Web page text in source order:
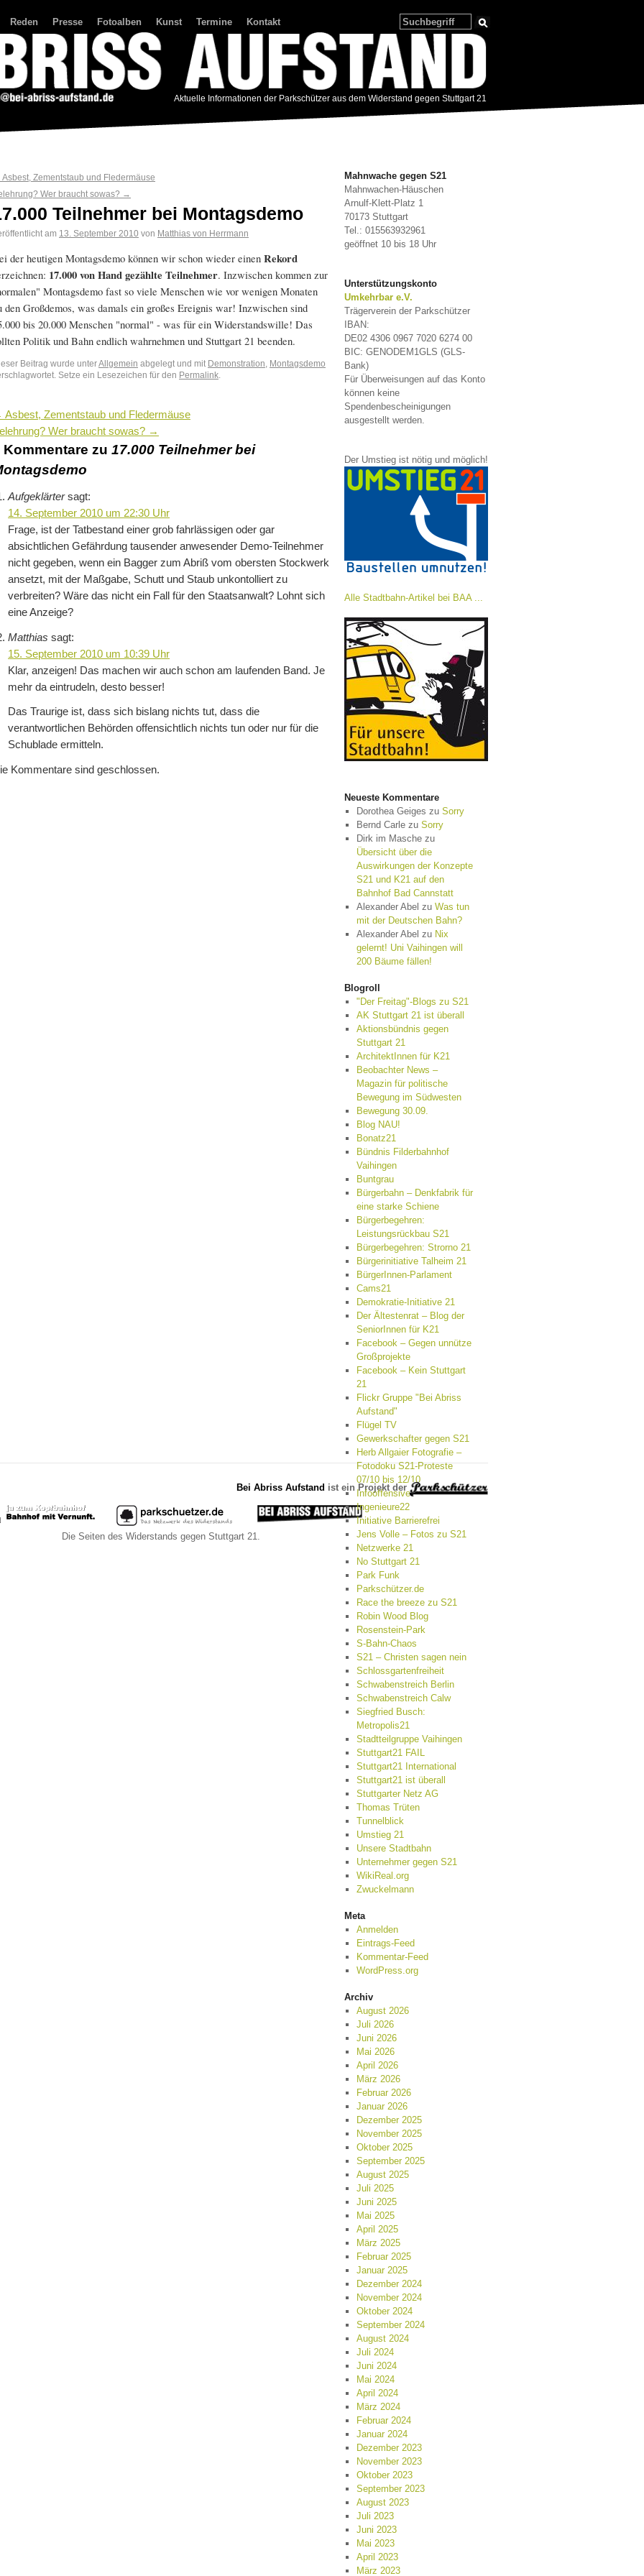
Reden Presse Fotoalben Kunst Termine Kontakt
Aktuelle Informationen der Parkschützer aus dem Widerstand gegen Stuttgart 21
Asbest, Zementstaub und Fledermäuse
Wer braucht sowas? →
Teilnehmer bei Montagsdemo
am 13. September 2010 von Matthias von Herrmann
der heutigen Montagsdemo können wir schon wieder einen Rekord
17.000 von Hand gezählte Teilnehmer. Inzwischen kommen zur
Montagsdemo fast so viele Menschen wie vor wenigen Monaten
den Großdemos, was damals ein großes Ereignis war! Inzwischen sind
bis 20.000 Menschen "normal" - was für ein Widerstandswille! Das
Politik und Bahn endlich wahrnehmen und Stuttgart 21 beenden.
Beitrag wurde unterAllgemein abgelegt und mit Demonstration
Montagsdemo
Setze ein Lesezeichen für den Permalink
Asbest, Zementstaub und Fledermäuse
Wer braucht sowas? →
Kommentare zu 17.000 Teilnehmer bei
Aufgeklärter sagt:
14. September 2010 um 22:30 Uhr
Frage, ist der Tatbestand einer grob fahrlässigen oder gar
absichtlichen Gefährdung tausender anwesender Demo-Teilnehmer
nicht gegeben, wenn ein Bagger zum Abriß vom obersten Stockwerk
ansetzt, mit der Maßgabe, Schutt und Staub unkontolliert zu
verbreiten? Wäre das nicht ein Fall für den Staatsanwalt? Lohnt sich
eine Anzeige?
Matthias sagt:
15. September 2010 um 10:39 Uhr
Klar, anzeigen! Das machen wir auch schon am laufenden Band. Je
mehr da eintrudeln, desto besser!
Das Traurige ist, dass sich bislang nichts tut, dass die
verantwortlichen Behörden offensichtlich nichts tun oder nur für die
Schublade ermitteln.
Kommentare sind geschlossen.
Mahnwache gegen S21
Mahnwachen-Häuschen
Arnulf-Klett-Platz 1
70173 Stuttgart
Tel.: 015563932961
geöffnet 10 bis 18 Uhr
Unterstützungskonto
Umkehrbar e.V.
Trägerverein der Parkschützer
IBAN:
DE02 4306 0967 7020 6274 00
BIC: GENODEM1GLS (GLS-
Bank)
Für Überweisungen auf das Konto
können keine
Spendenbescheinigungen
ausgestellt werden.
Der Umstieg ist nötig und möglich!
Alle Stadtbahn-Artikel bei BAA ...
Neueste Kommentare
Dorothea Geiges zu Sorry
Bernd Carlezu Sorry
Dirk im Maschezu
Übersicht über die
Auswirkungen der Konzepte
S21 und K21 auf den
Bahnhof Bad Cannstatt
Alexander Abel zu Was tun
mit der Deutschen Bahn?
Alexander Abel zu Nix
gelernt! Uni Vaihingen will
200 Bäume fällen!
Blogroll
"Der Freitag"-Blogs zu S21
AK Stuttgart 21 ist überall
Aktionsbündnis gegen
Stuttgart 21
ArchitektInnen für K21
Beobachter News –
Magazin für politische
Bewegung im Südwesten
Bewegung 30.09.
Blog NAU!
Bonatz21
Bündnis Filderbahnhof
Vaihingen
Buntgrau
Bürgerbahn – Denkfabrik für
eine starke Schiene
Bürgerbegehren:
Leistungsrückbau S21
Bürgerbegehren: Strorno 21
Bürgerinitiative Talheim 21
BürgerInnen-Parlament
Cams21
Demokratie-Initiative 21
Der Ältestenrat – Blog der
SeniorInnen für K21
Facebook – Gegen unnütze
Großprojekte
Facebook – Kein Stuttgart
21
Flickr Gruppe "Bei Abriss
Aufstand"
Flügel TV
Gewerkschafter gegen S21
Herb Allgaier Fotografie –
Fotodoku S21-Proteste
07/10 bis 12/10
Infooffensive
Ingenieure22
Initiative Barrierefrei
Jens Volle – Fotos zu S21
Netzwerke 21
No Stuttgart 21
Park Funk
Parkschützer.de
Race the breeze zu S21
Robin Wood Blog
Rosenstein-Park
S-Bahn-Chaos
S21 – Christen sagen nein
Schlossgartenfreiheit
Schwabenstreich Berlin
Schwabenstreich Calw
Siegfried Busch:
Metropolis21
Stadtteilgruppe Vaihingen
Stuttgart21 FAIL
Stuttgart21 International
Stuttgart21 ist überall
Stuttgarter Netz AG
Thomas Trüten
Tunnelblick
Umstieg 21
Unsere Stadtbahn
Unternehmer gegen S21
WikiReal.org
Zwuckelmann
Meta
Anmelden
Eintrags-Feed
Kommentar-Feed
WordPress.org
Archiv
August 2026
Juli 2026
Juni 2026
Mai 2026
April 2026
März 2026
Februar 2026
Januar 2026
Dezember 2025
November 2025
Oktober 2025
September 2025
August 2025
Juli 2025
Juni 2025
Mai 2025
April 2025
März 2025
Februar 2025
Januar 2025
Dezember 2024
November 2024
Oktober 2024
September 2024
August 2024
Juli 2024
Juni 2024
Mai 2024
April 2024
März 2024
Februar 2024
Januar 2024
Dezember 2023
November 2023
Oktober 2023
September 2023
August 2023
Juli 2023
Juni 2023
Mai 2023
April 2023
März 2023
Bei Abriss Aufstand ist ein Projekt der
Die Seiten des Widerstands gegen Stuttgart 21.